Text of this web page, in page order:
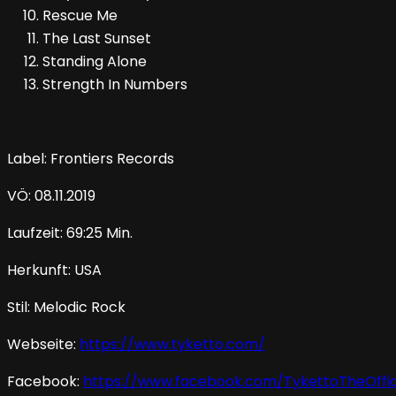
Rescue Me
The Last Sunset
Standing Alone
Strength In Numbers
Label: Frontiers Records
VÖ: 08.11.2019
Laufzeit: 69:25 Min.
Herkunft: USA
Stil: Melodic Rock
Webseite: https://www.tyketto.com/
Facebook: https://www.facebook.com/